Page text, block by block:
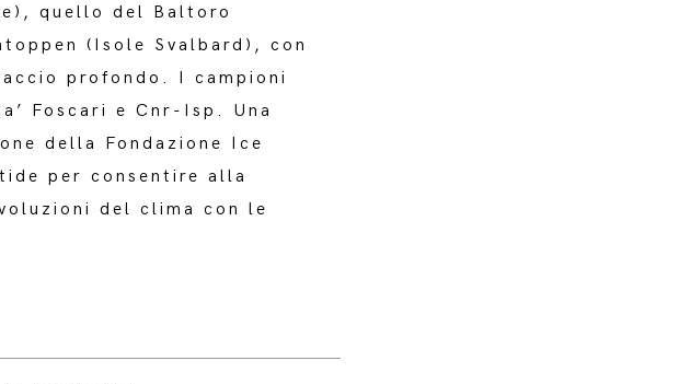
quello del Baltoro
(Isole Svalbard), con
profondo. I campioni
Foscari e Cnr-Isp. Una
della Fondazione Ice
per consentire alla
del clima con le